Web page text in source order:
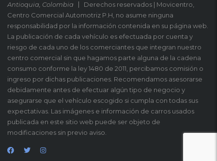
Antioquia, Colombia
Derechos reservados | Movicentro,
Centro Comercial Automotriz P.H, no asume ninguna
responsabilidad por la información contenida en su página web.
La publicación de cada vehículo es efectuada por cuenta y
riesgo de cada uno de los comerciantes que integran nuestro
centro comercial sin que hagamos parte alguna de la cadena
consumo conforme la ley 1480 de 2011, percibamos comisión o
ingreso por dichas publicaciones. Recomendamos asesorarse
debidamente antes de efectuar algún tipo de negocio y
asegurarse que el vehículo escogido si cumpla con todas sus
expectativas. Las imágenes e información de carros usados
publicada en este sitio web puede ser objeto de
modificaciones sin previo aviso.